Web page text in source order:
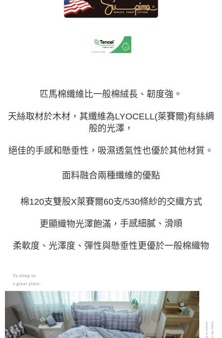
匹馬棉纖維比一般棉絨長、韌度強。
天絲取材於木材，其纖維為LYOCELL(萊賽爾)有絲綢
般的光澤，
絕佳的手感和懸垂性，吸濕透氣性也優於其他材質。
面料融合兩種纖維的優點
棉120支雙股X萊賽爾60支/530條紗的交織方式
更顯織物光澤飽滿， 手感細膩、滑順
柔軟度、光澤度、彈性與懸垂性更優於一般棉織物